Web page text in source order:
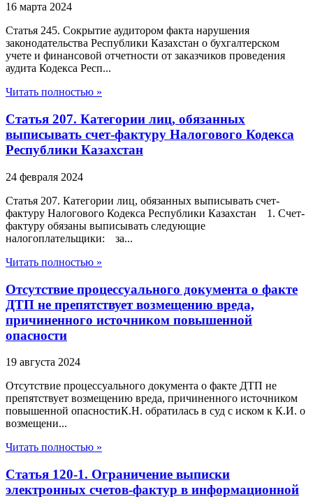
16 марта 2024
Статья 245. Сокрытие аудитором факта нарушения
законодательства Республики Казахстан о бухгалтерском
учете и финансовой отчетности от заказчиков проведения
аудита Кодекса Респ...
Читать полностью »
Статья 207. Категории лиц, обязанных
выписывать счет-фактуру Налогового Кодекса
Республики Казахстан
24 февраля 2024
Статья 207. Категории лиц, обязанных выписывать счет-
фактуру Налогового Кодекса Республики Казахстан 1. Счет-
фактуру обязаны выписывать следующие
налогоплательщики: за...
Читать полностью »
Отсутствие процессуального документа о факте
ДТП не препятствует возмещению вреда,
причиненного источником повышенной
опасности
19 августа 2024
Отсутствие процессуального документа о факте ДТП не
препятствует возмещению вреда, причиненного источником
повышенной опасностиК.Н. обратилась в суд с иском к К.И. о
возмещени...
Читать полностью »
Статья 120-1. Ограничение выписки
электронных счетов-фактур в информационной